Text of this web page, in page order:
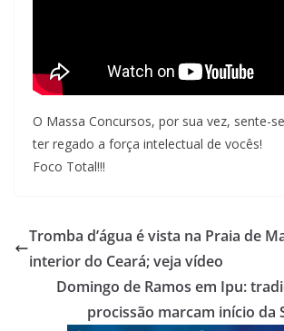
O Massa Concursos, por sua vez, sente-
ter regado a força intelectual de vocês!
Foco Total!!!
Tromba d’água é vista na Praia de
interior do Ceará; veja vídeo
Domingo de Ramos em Ipu:
procissão marcam início da